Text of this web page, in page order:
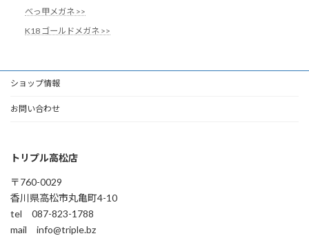
べっ甲メガネ >>
K18 ゴールドメガネ >>
ショップ情報
お問い合わせ
トリプル高松店
〒760-0029
香川県高松市丸亀町4-10
tel 087-823-1788
mail info@triple.bz